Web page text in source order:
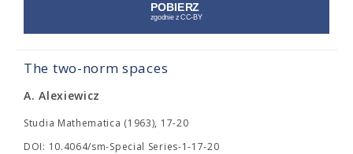
The two-norm spaces
A. Alexiewicz
Studia Mathematica (1963), 17-20
DOI: 10.4064/sm-Special Series-1-17-20